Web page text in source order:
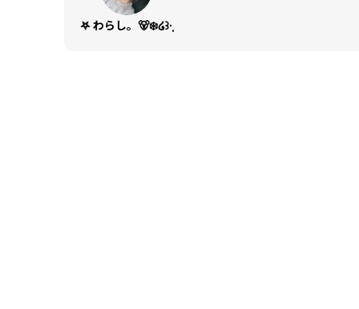
𖤐 わらし。🐻‍❄️໒꒱·̩͙